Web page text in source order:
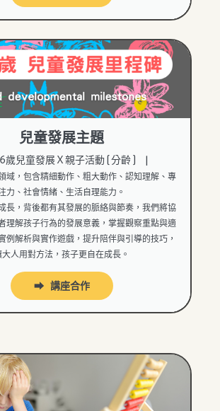
兒童發展主題
兒童發展Ｘ親子活動(分齡) |
域，包含精細動作、粗大動作、認知理解、專
力、社會情緒、生活自理能力。
長，背後都有其發展的脈絡與節奏，我們將協
理解孩子行為的發展意義，掌握觀察重點與適
例解析與實作遊戲，提升陪伴與引導的技巧，
大人用對方法，孩子更自在成長。
⮕ 講座合作